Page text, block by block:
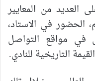
العديد من المعايير
الحضور في الاستاد،
في مواقع التواصل
التاريخية للنادي.